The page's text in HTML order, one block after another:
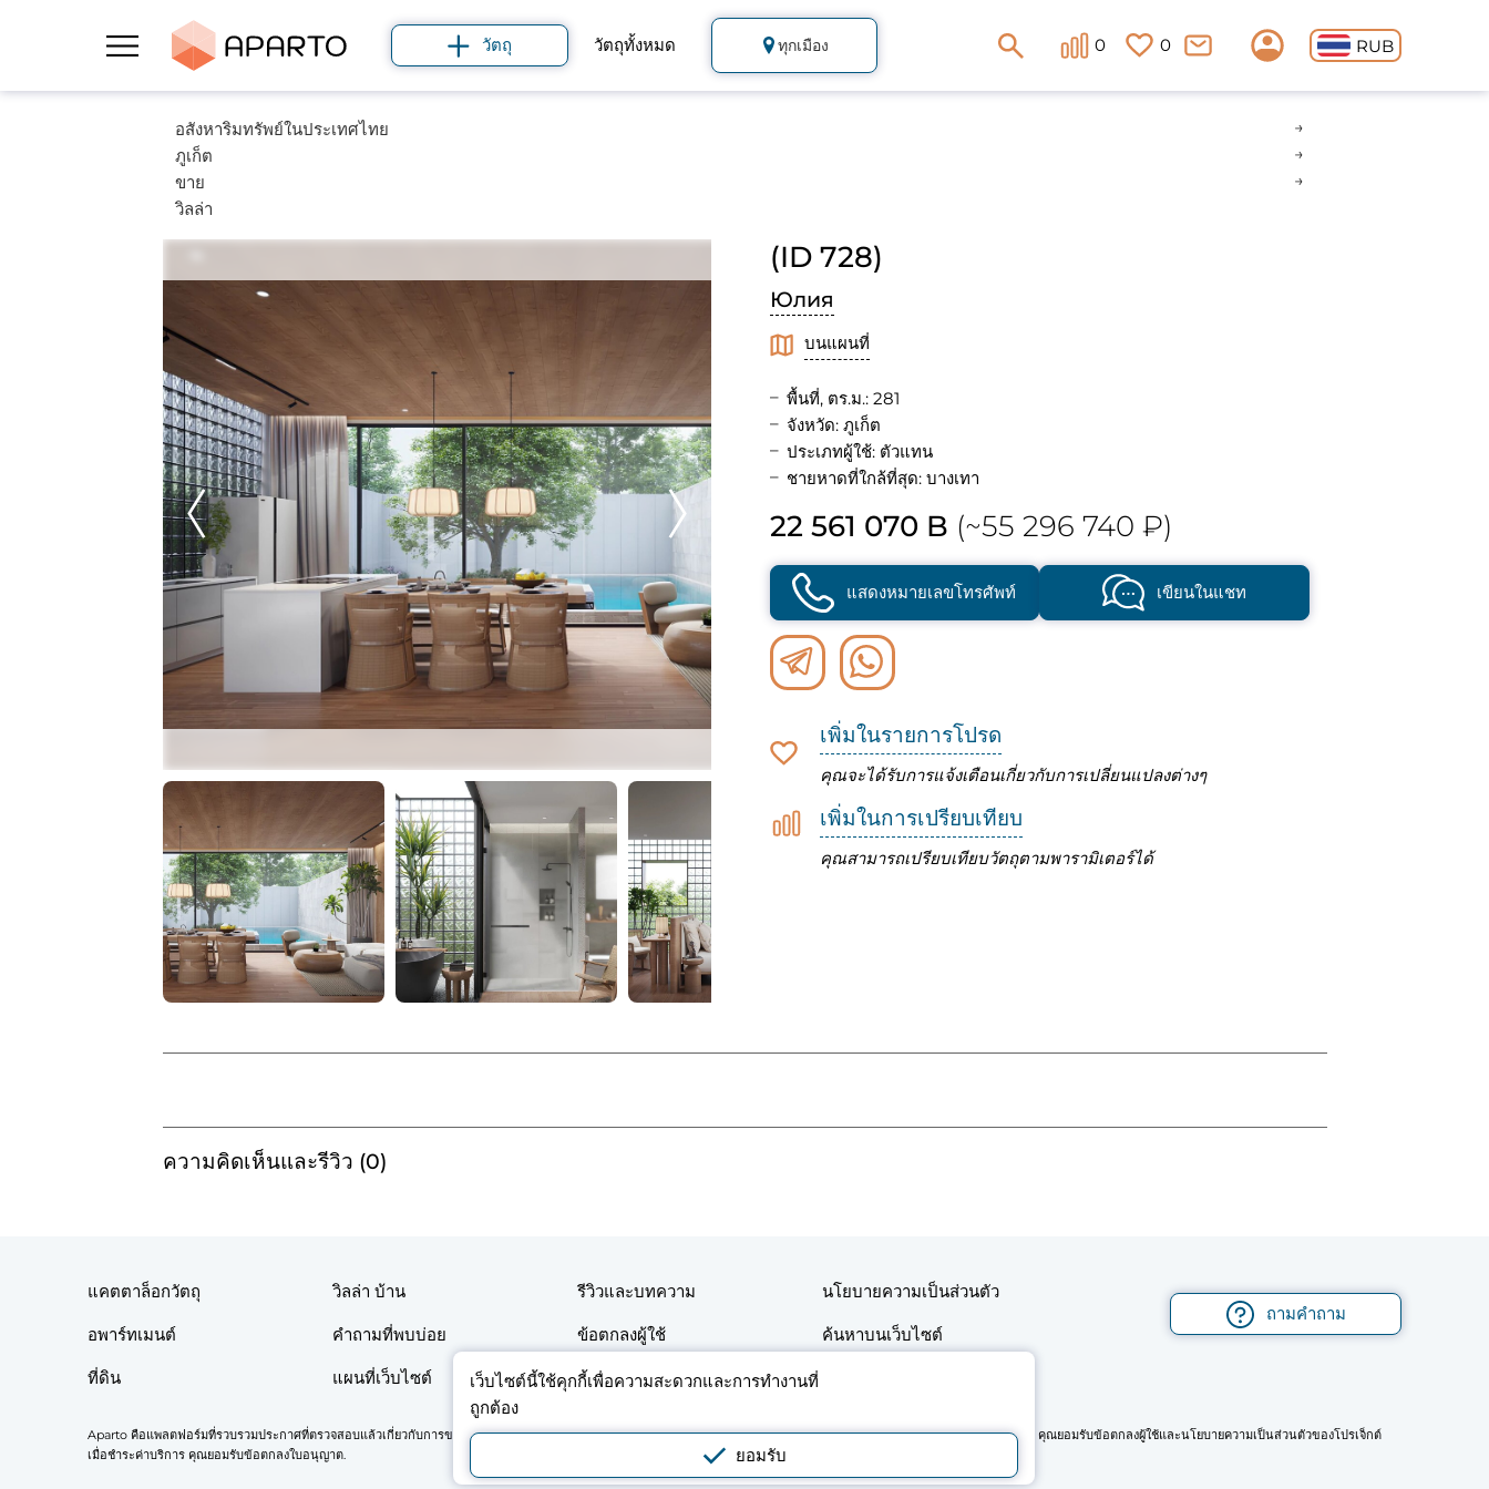
วัตถุ วัตถุทั้งหมด ทุกเมือง 0 0 RUB
อสังหาริมทรัพย์ในประเทศไทย
ภูเก็ต
ขาย
วิลล่า
(ID 728)
Юлия
บนแผนที่
พื้นที่, ตร.ม.: 281
จังหวัด: ภูเก็ต
ประเภทผู้ใช้: ตัวแทน
ชายหาดที่ใกล้ที่สุด: บางเทา
22 561 070 B (~55 296 740 ₽)
แสดงหมายเลขโทรศัพท์ เขียนในแชท
เพิ่มในรายการโปรด
คุณจะได้รับการแจ้งเตือนเกี่ยวกับการเปลี่ยนแปลงต่างๆ
เพิ่มในการเปรียบเทียบ
คุณสามารถเปรียบเทียบวัตถุตามพารามิเตอร์ได้
ความคิดเห็นและรีวิว (0)
เว็บไซต์นี้ใช้คุกกี้เพื่อความสะดวกและการทำงานที่
ถูกต้อง
ยอมรับ
แคตตาล็อกวัตถุ วิลล่า บ้าน รีวิวและบทความ นโยบายความเป็นส่วนตัว
อพาร์ทเมนต์ คำถามที่พบบ่อย ข้อตกลงผู้ใช้ ค้นหาบนเว็บไซต์
ที่ดิน แผนที่เว็บไซต์ ติดต่อ
ถามคำถาม
Aparto คือแพลตฟอร์มที่รวบรวมประกาศที่ตรวจสอบแล้วเกี่ยวกับการขายและเช่าอสังหาริมทรัพย์ที่อยู่อาศัยและเชิงพาณิชย์ในประเทศไทย โดยการใช้แพลตฟอร์มหรือแอปพลิเคชันมือถือ คุณยอมรับข้อตกลงผู้ใช้และนโยบายความเป็นส่วนตัวของโปรเจ็กต์
เมื่อชำระค่าบริการ คุณยอมรับข้อตกลงใบอนุญาต.